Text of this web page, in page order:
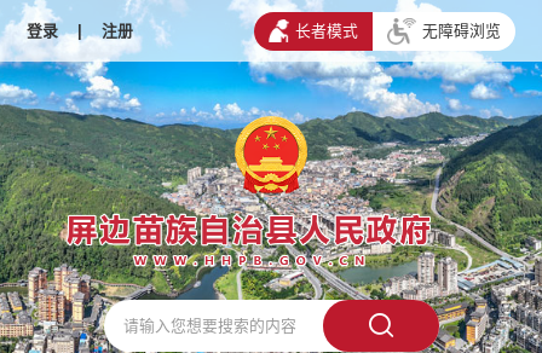
登录 | 注册 长者模式 无障碍浏览